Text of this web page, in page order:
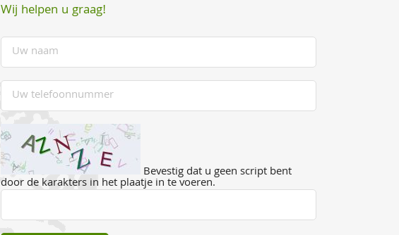
Wij helpen u graag!
Bevestig dat u geen script bent
door de karakters in het plaatje in te voeren.